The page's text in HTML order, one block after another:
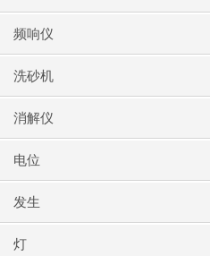
频响仪
洗砂机
消解仪
电位
发生
灯